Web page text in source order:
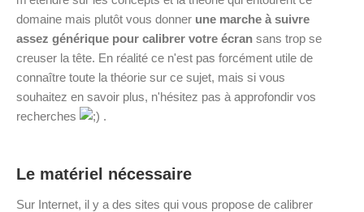
domaine mais plutôt vous donner une marche à suivre
assez générique pour calibrer votre écran sans trop se
creuser la tête. En réalité ce n'est pas forcément utile de
connaître toute la théorie sur ce sujet, mais si vous
souhaitez en savoir plus, n'hésitez pas à approfondir vos
recherches
.
Le matériel nécessaire
Sur Internet, il y a des sites qui vous propose de calibrer